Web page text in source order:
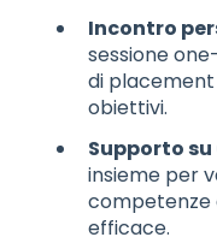
Incontro
sessione
di
obiettivi.
Supporto su
insieme per
competenze
efficace.